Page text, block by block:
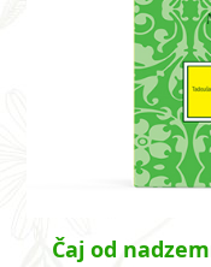
Čaj od